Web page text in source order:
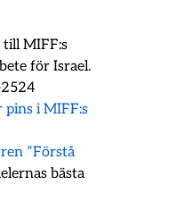
MIFF:s
för Israel.
pins i MIFF:s
”Förstå
bästa